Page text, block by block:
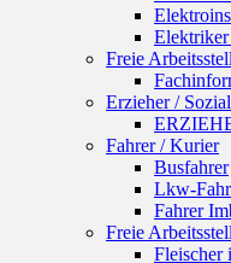
Freie
Erzieher /
Fahrer / Kurier
Busfahrer
Lkw-
Fahrer
Freie
Fleischer